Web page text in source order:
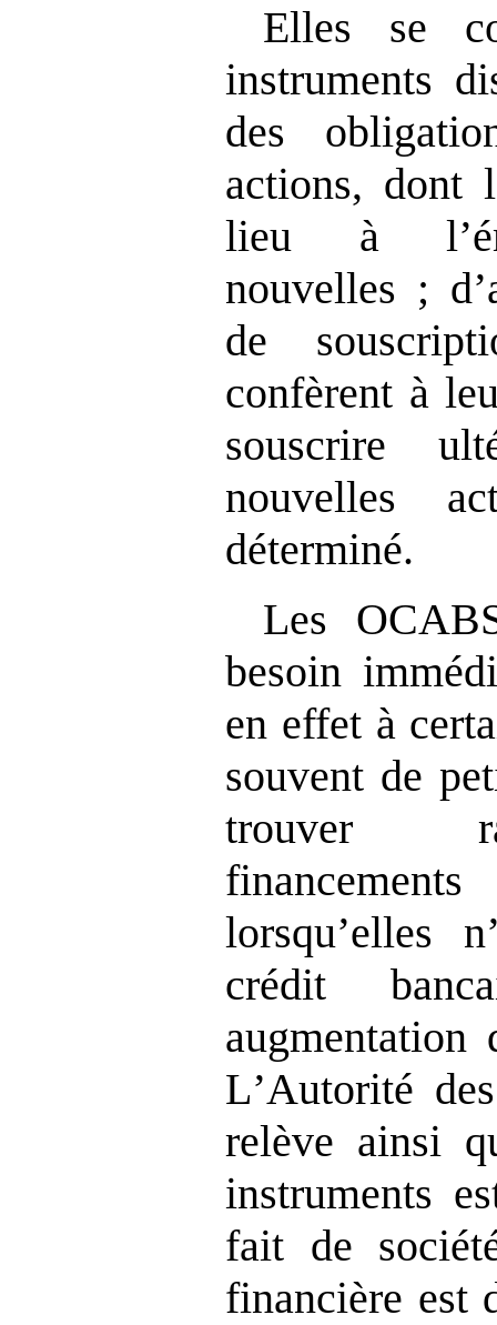
Elles se
instruments
des
actions, dont
lieu à l
nouvelles ; d’
de
confèrent à
souscrire
nouvelles
déterminé.
Les
besoin
en effet à
souvent de
trouver
lorsqu’elles n
crédit
augmentation
L’Autorité
relève ainsi
instruments
fait de
financière est